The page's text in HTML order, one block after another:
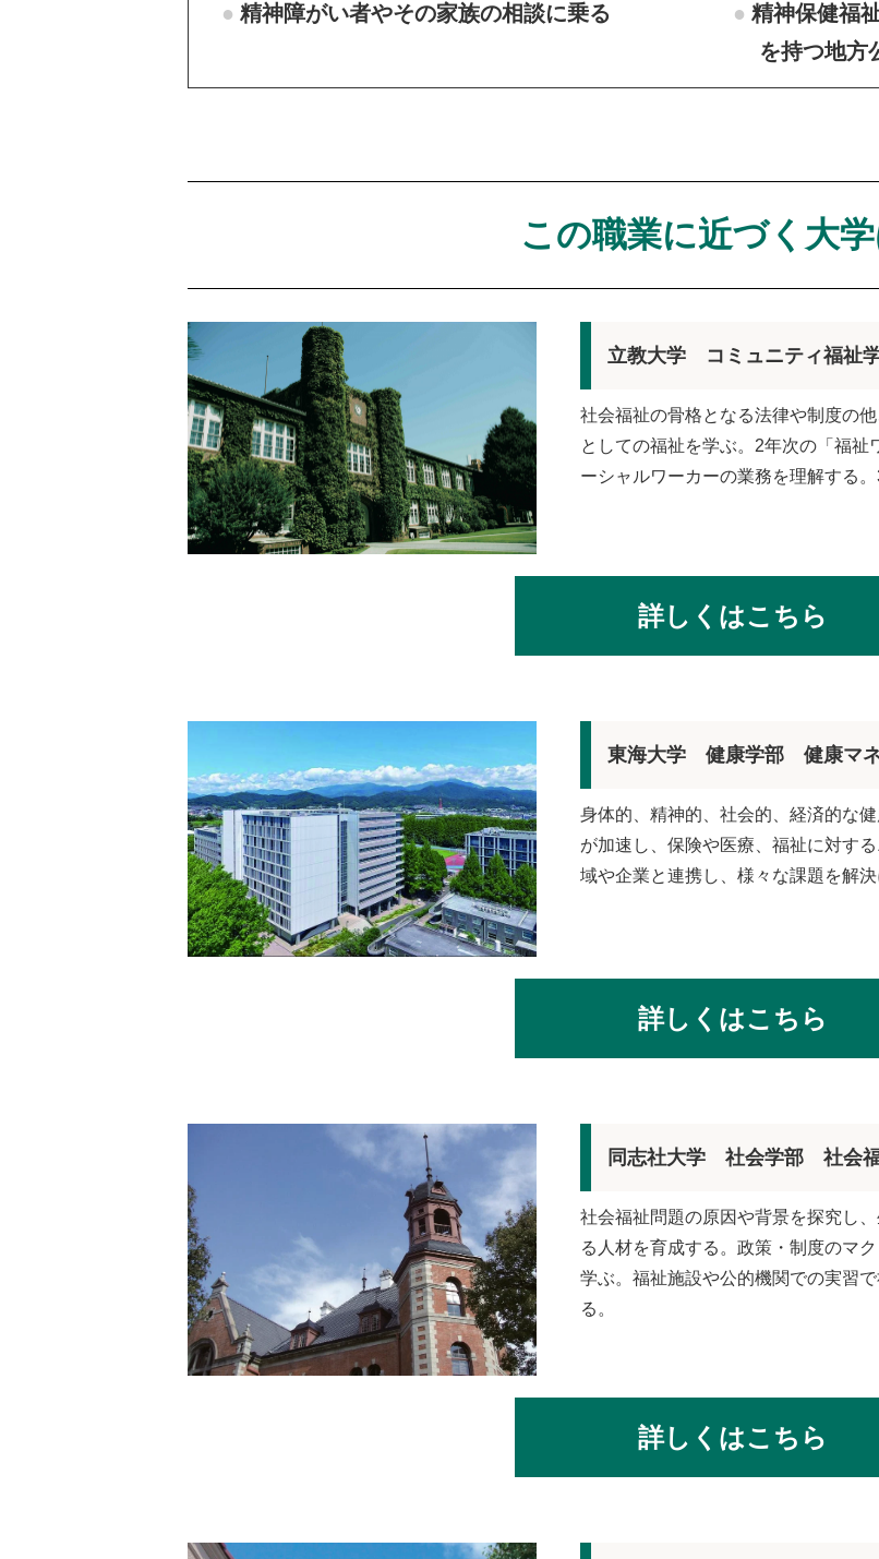
精神障がい者やその家族の相談に乗る
精神保健福
を持つ地方
この職業に近づく大学
立教大学 コミュニティ福祉
社会福祉の骨格となる法律や制度の
としての福祉を学ぶ。2年次の「福
ーシャルワーカーの業務を理解する
詳しくはこちら
東海大学 健康学部 健康マ
身体的、精神的、社会的、経済的な
が加速し、保険や医療、福祉に対す
域や企業と連携し、様々な課題を解
詳しくはこちら
同志社大学 社会学部 社会
社会福祉問題の原因や背景を探究し
る人材を育成する。政策・制度のマ
学ぶ。福祉施設や公的機関での実習
る。
詳しくはこちら